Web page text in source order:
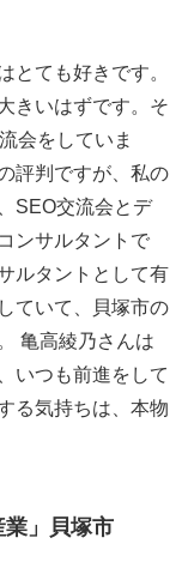
とても好きです。
きいはずです。そ
会をしていま
評判ですが、私の
SEO交流会とデ
ンサルタントで
ルタントとして有
ていて、貝塚市の
亀高綾乃さんは
いつも前進をして
る気持ちは、本物
」貝塚市